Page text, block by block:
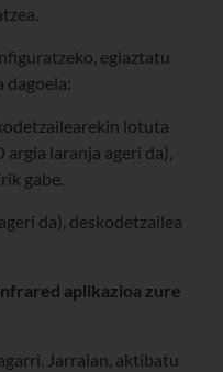
egiaztatu
dagoela:
lotuta
laranja ageri da),
gabe.
da), deskodetzailea
aplikazioa zure
Jarraian, aktibatu